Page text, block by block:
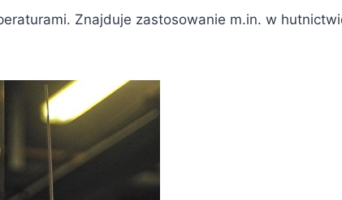
Znajduje zastosowanie m.in. w